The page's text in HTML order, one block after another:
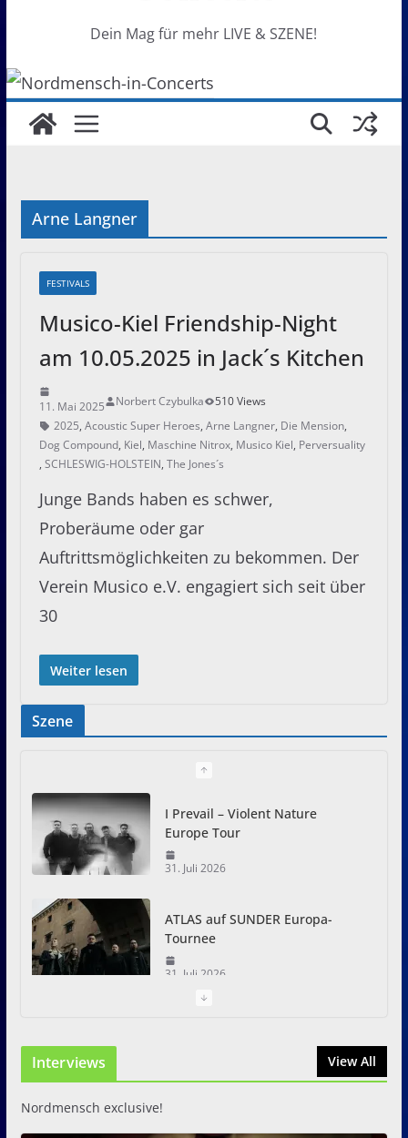
Dein Mag für mehr LIVE & SZENE!
Arne Langner
FESTIVALS
Musico-Kiel Friendship-Night
am 10.05.2025 in Jack´s Kitchen
11. Mai 2025 Norbert Czybulka
510 Views
2025, Acoustic Super Heroes, Arne Langner, Die Mension,
Dog Compound, Kiel, Maschine Nitrox, Musico Kiel, Perversuality
, SCHLESWIG-HOLSTEIN, The Jones´s
Junge Bands haben es schwer,
Proberäume oder gar
Auftrittsmöglichkeiten zu bekommen. Der
Verein Musico e.V. engagiert sich seit über
30
Weiter lesen
Szene
I Prevail – Violent Nature
Europe Tour
31. Juli 2026
ATLAS auf SUNDER Europa-
Tournee
31. Juli 2026
Zwei Tage Rock und Metal in
Interviews View All
Nordmensch exclusive!